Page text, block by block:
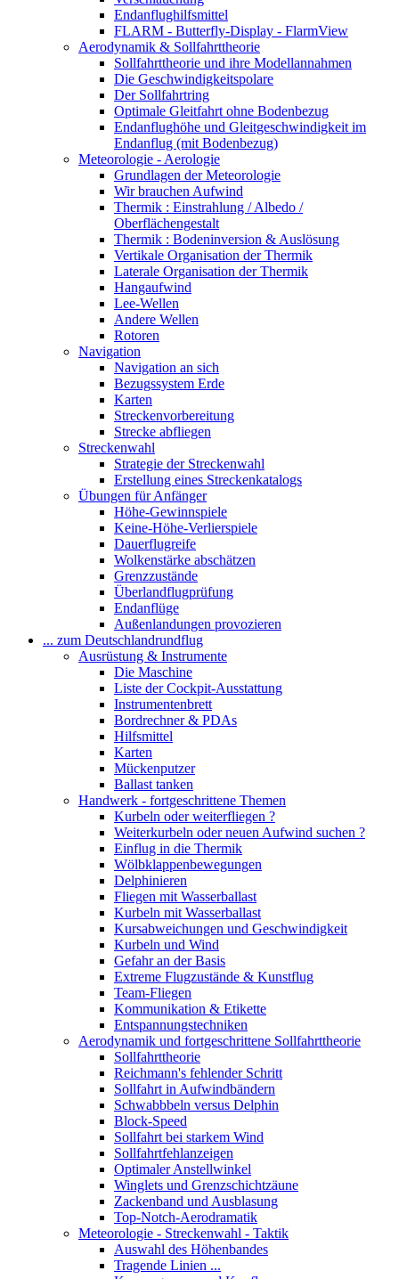
Endanflughilfsmittel
FLARM - Butterfly-Display - FlarmView
Aerodynamik & Sollfahrttheorie
Sollfahrttheorie und ihre Modellannahmen
Die Geschwindigkeitspolare
Der Sollfahrtring
Optimale Gleitfahrt ohne Bodenbezug
Endanflughöhe und Gleitgeschwindigkeit im
Endanflug (mit Bodenbezug)
Meteorologie - Aerologie
Grundlagen der Meteorologie
Wir brauchen Aufwind
Thermik : Einstrahlung / Albedo /
Oberflächengestalt
Thermik : Bodeninversion & Auslösung
Vertikale Organisation der Thermik
Laterale Organisation der Thermik
Hangaufwind
Lee-Wellen
Andere Wellen
Rotoren
Navigation
Navigation an sich
Bezugssystem Erde
Karten
Streckenvorbereitung
Strecke abfliegen
Streckenwahl
Strategie der Streckenwahl
Erstellung eines Streckenkatalogs
Übungen für Anfänger
Höhe-Gewinnspiele
Keine-Höhe-Verlierspiele
Dauerflugreife
Wolkenstärke abschätzen
Grenzzustände
Überlandflugprüfung
Endanflüge
Außenlandungen provozieren
... zum Deutschlandrundflug
Ausrüstung & Instrumente
Die Maschine
Liste der Cockpit-Ausstattung
Instrumentenbrett
Bordrechner & PDAs
Hilfsmittel
Karten
Mückenputzer
Ballast tanken
Handwerk - fortgeschrittene Themen
Kurbeln oder weiterfliegen ?
Weiterkurbeln oder neuen Aufwind suchen ?
Einflug in die Thermik
Wölbklappenbewegungen
Delphinieren
Fliegen mit Wasserballast
Kurbeln mit Wasserballast
Kursabweichungen und Geschwindigkeit
Kurbeln und Wind
Gefahr an der Basis
Extreme Flugzustände & Kunstflug
Team-Fliegen
Kommunikation & Etikette
Entspannungstechniken
Aerodynamik und fortgeschrittene Sollfahrttheorie
Sollfahrttheorie
Reichmann's fehlender Schritt
Sollfahrt in Aufwindbändern
Schwabbbeln versus Delphin
Block-Speed
Sollfahrt bei starkem Wind
Sollfahrtfehlanzeigen
Optimaler Anstellwinkel
Winglets und Grenzschichtzäune
Zackenband und Ausblasung
Top-Notch-Aerodramatik
Meteorologie - Streckenwahl - Taktik
Auswahl des Höhenbandes
Tragende Linien ...